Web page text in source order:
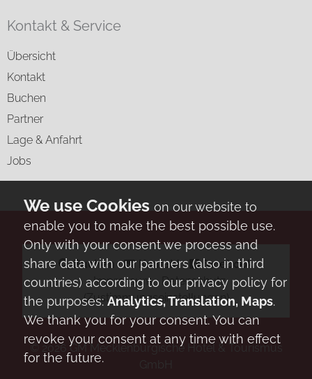
Kontakt & Service
Übersicht
Kontakt
Buchen
Partner
Lage & Anfahrt
Jobs
GM Mecklenburgische Hotel & Tourismus
Buchen ⋅ Kontakt ⋅
facebook
⋅ Impressum ⋅ Datenschutz
(Zustimmungseinstellungen)
on our website to
enable you to make the best possible use.
Only with your consent we process and
share data with our partners (also in third
countries) according to our privacy policy for
the purposes: Analytics, Translation, Maps.
We thank you for your consent. You can
revoke your consent at any time with effect
for the future.